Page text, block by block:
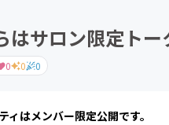
はサロン限定トー
0 0 0
ィはメンバー限定公開です。